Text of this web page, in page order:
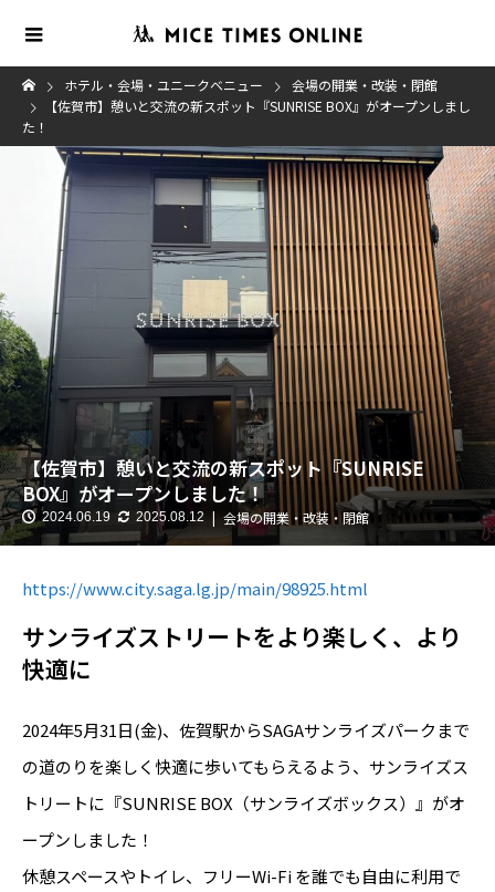
ホテル・会場・ユニークベニュー
会場の開業・改装・閉館
【佐賀市】憩いと交流の新スポット『SUNRISE BOX』がオープンしまし
た！
【佐賀市】憩いと交流の新スポット『SUNRISE
BOX』がオープンしました！
2024.06.19 2025.08.12 会場の開業・改装・閉館
https://www.city.saga.lg.jp/main/98925.html
サンライズストリートをより楽しく、より
快適に
2024年5月31日(金)、佐賀駅からSAGAサンライズパークまで
の道のりを楽しく快適に歩いてもらえるよう、サンライズス
トリートに『SUNRISE BOX（サンライズボックス）』がオ
ープンしました！
休憩スペースやトイレ、フリーWi-Fi を誰でも自由に利用で